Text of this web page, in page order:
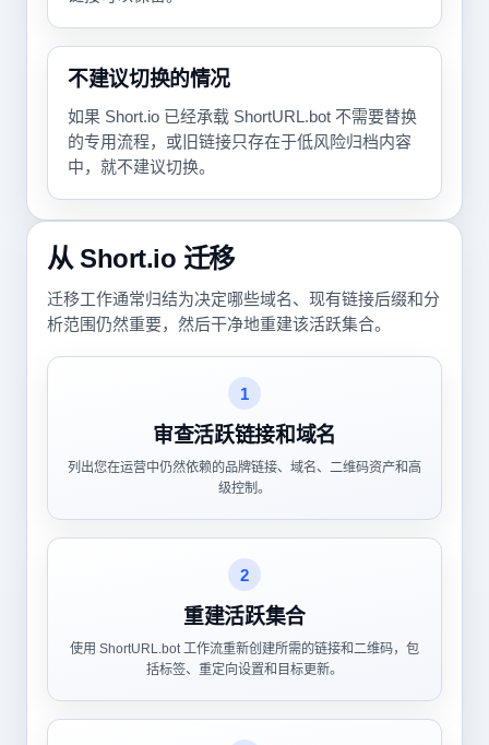
不建议切换的情况
如果 Short.io 已经承载 ShortURL.bot 不需要替换
的专用流程，或旧链接只存在于低风险归档内容
中，就不建议切换。
从 Short.io 迁移
迁移工作通常归结为决定哪些域名、现有链接后缀和分
析范围仍然重要，然后干净地重建该活跃集合。
1
审查活跃链接和域名
列出您在运营中仍然依赖的品牌链接、域名、二维码资产和高
级控制。
2
重建活跃集合
使用 ShortURL.bot 工作流重新创建所需的链接和二维码，包
括标签、重定向设置和目标更新。